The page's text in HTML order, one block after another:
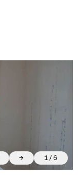
→ 1 /6